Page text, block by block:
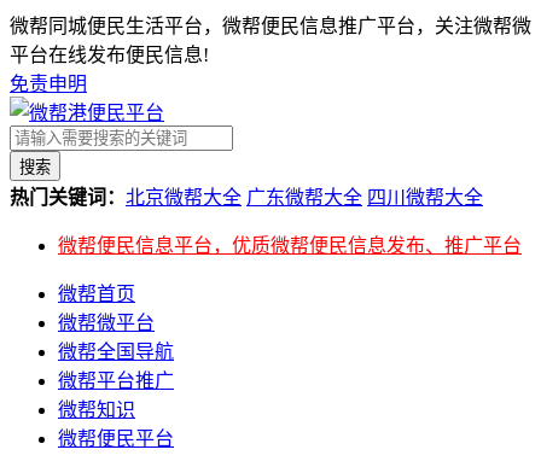
微帮同城便民生活平台，微帮便民信息推广平台，关注微帮微
平台在线发布便民信息!
免责申明
搜索
热门关键词： 北京微帮大全 广东微帮大全 四川微帮大全
微帮便民信息平台，优质微帮便民信息发布、推广平台
微帮首页
微帮微平台
微帮全国导航
微帮平台推广
微帮知识
微帮便民平台